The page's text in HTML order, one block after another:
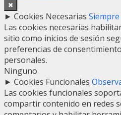
✖
► Cookies Necesarias
Las cookies necesarias
sitio como inicios de sesión
preferencias de
personales.
Ninguno
► Cookies Funcionales
Las cookies funcionales
compartir contenido en redes